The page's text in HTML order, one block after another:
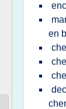
en